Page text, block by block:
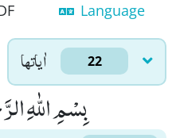
Language
اٰياتها 22
بِسْمِ اللّٰهِ